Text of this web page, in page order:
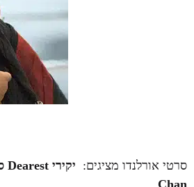
סרטי אורלנדו מציגים: יקירי Dearest
Chan